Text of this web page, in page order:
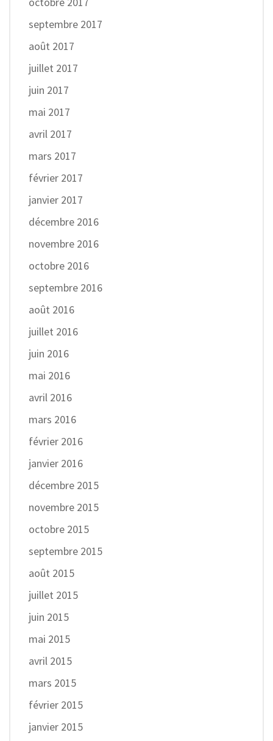
septembre 2017
août 2017
juillet 2017
juin 2017
mai 2017
avril 2017
mars 2017
février 2017
janvier 2017
décembre 2016
novembre 2016
octobre 2016
septembre 2016
août 2016
juillet 2016
juin 2016
mai 2016
avril 2016
mars 2016
février 2016
janvier 2016
décembre 2015
novembre 2015
octobre 2015
septembre 2015
août 2015
juillet 2015
juin 2015
mai 2015
avril 2015
mars 2015
février 2015
janvier 2015